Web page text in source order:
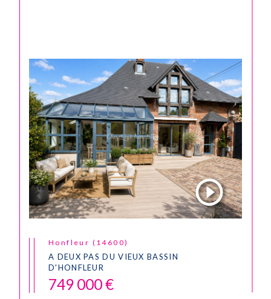
Honfleur (14600)
A DEUX PAS DU VIEUX BASSIN
D'HONFLEUR
749 000 €